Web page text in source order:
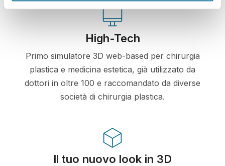
High-Tech
Primo simulatore 3D web-based per chirurgia
plastica e medicina estetica, già utilizzato da
dottori in oltre 100 e raccomandato da diverse
società di chirurgia plastica.
Il tuo nuovo look in 3D